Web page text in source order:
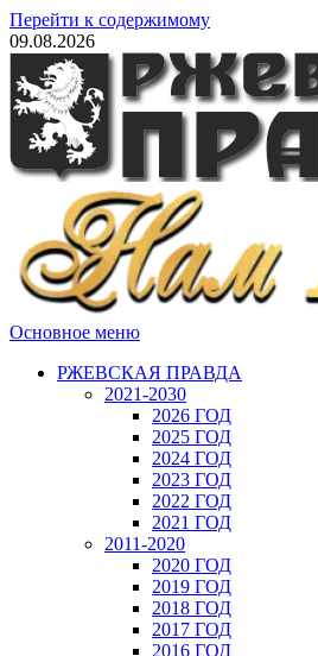
Перейти к содержимому
09.08.2026
Основное меню
РЖЕВСКАЯ ПРАВДА
2021-2030
2026 ГОД
2025 ГОД
2024 ГОД
2023 ГОД
2022 ГОД
2021 ГОД
2011-2020
2020 ГОД
2019 ГОД
2018 ГОД
2017 ГОД
2016 ГОД